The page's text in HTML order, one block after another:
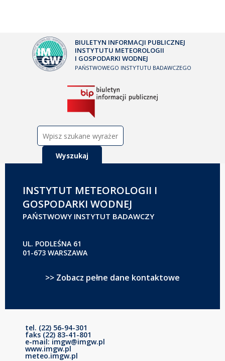
BIULETYN INFORMACJI PUBLICZNEJ
INSTYTUTU METEOROLOGII
I GOSPODARKI WODNEJ
PAŃSTWOWEGO INSTYTUTU BADAWCZEGO
INSTYTUT METEOROLOGII I
GOSPODARKI WODNEJ
PAŃSTWOWY INSTYTUT BADAWCZY
UL. PODLEŚNA 61
01-673 WARSZAWA
>> Zobacz pełne dane kontaktowe
tel. (22) 56-94-301
faks (22) 83-41-801
e-mail: imgw@imgw.pl
www.imgw.pl
meteo.imgw.pl